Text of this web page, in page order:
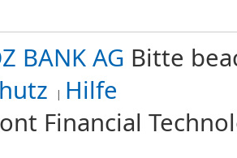
BANK AG Bitte
Hilfe
Financial